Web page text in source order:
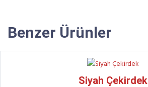
Benzer Ürünler
Siyah Çekirdek